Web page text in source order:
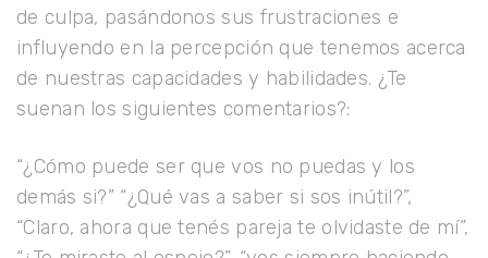
de culpa, pasándonos sus frustraciones e
influyendo en la percepción que tenemos acerca
de nuestras capacidades y habilidades. ¿Te
suenan los siguientes comentarios?:
“¿Cómo puede ser que vos no puedas y los
demás si?” “¿Qué vas a saber si sos inútil?”,
“Claro, ahora que tenés pareja te olvidaste de mí”,